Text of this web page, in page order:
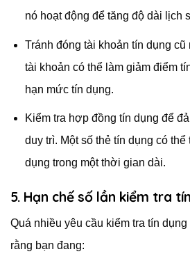
nó hoạt động để tăng độ dài lịch
Tránh đóng tài khoản tín dụng
tài khoản có thể làm giảm điểm
hạn mức tín dụng.
Kiểm tra hợp đồng tín dụng để
duy trì. Một số thẻ tín dụng có
dụng trong một thời gian dài.
5. Hạn chế số lần kiểm tra
Quá nhiều yêu cầu kiểm tra tín
rằng bạn đang: